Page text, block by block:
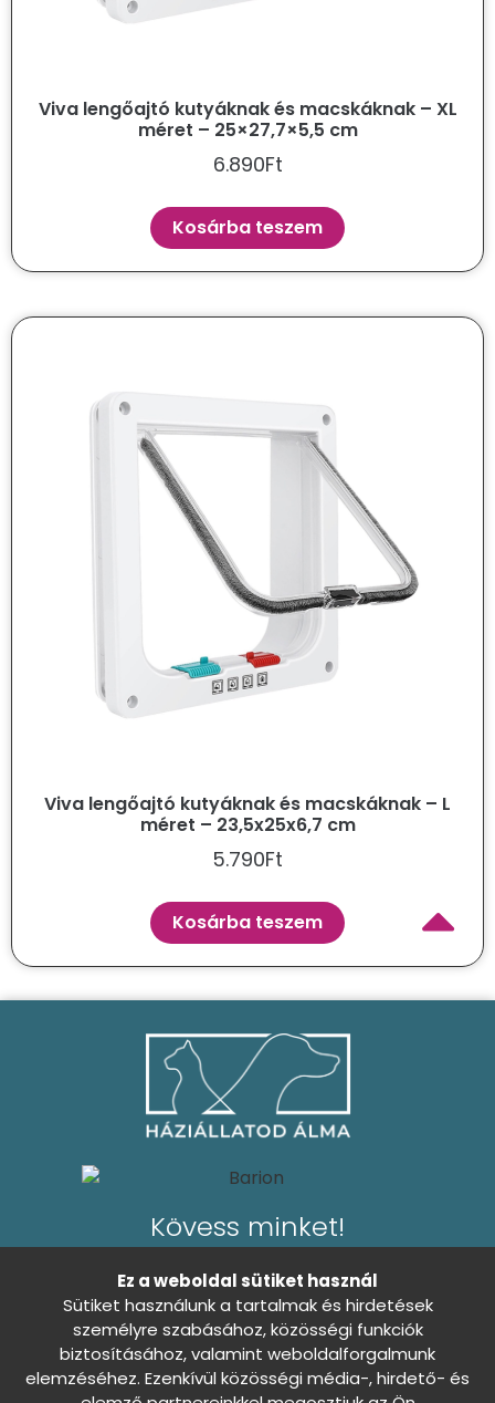
Viva lengőajtó kutyáknak és macskáknak – XL
méret – 25×27,7×5,5 cm
6.890Ft
Kosárba teszem
Viva lengőajtó kutyáknak és macskáknak – L
méret – 23,5x25x6,7 cm
5.790Ft
Kosárba teszem
Kövess minket!
Általános Szerződési Feltételek
Adatkezelési tájékoztató
Ez a weboldal sütiket használ
Sütiket használunk a tartalmak és hirdetések
személyre szabásához, közösségi funkciók
biztosításához, valamint weboldalforgalmunk
elemzéséhez. Ezenkívül közösségi média-, hirdető- és